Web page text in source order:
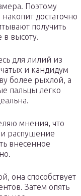
Поэтому
достаточно
получить
в высоту.
для лилий из
и кандидум
более рыхлой, а
пальцы легко
мнения, что
распушение
внесенное
она способствует
Затем опять